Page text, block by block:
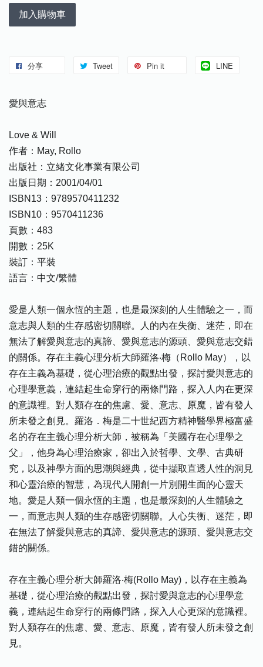
加入購物車
分享 Tweet Pin it LINE
愛與意志
Love & Will
作者：May, Rollo
出版社：立緒文化事業有限公司
出版日期：2001/04/01
ISBN13：9789570411232
ISBN10：9570411236
頁數：483
開數：25K
裝訂：平裝
語言：中文/繁體
愛是人類一個永恆的主題，也是最深刻的人生體驗之一，而
意志與人類的生存感密切關聯。人的內在失衡、迷茫，即在
無法了解愛與意志的真諦、愛與意志的源頭、愛與意志交錯
的關係。存在主義心理分析大師羅洛‧梅（Rollo May），以
存在主義為基礎，從心理治療的觀點出發，探討愛與意志的
心理學意義，連結起生命穿行的兩條門路，探入人內在更深
的意識裡。對人類存在的焦慮、愛、意志、原魔，皆有發人
所未發之創見。羅洛．梅是二十世紀西方精神醫學界極富盛
名的存在主義心理分析大師，被稱為「美國存在心理學之
父」，他身為心理治療家，卻出入於哲學、文學、古典研
究，以及神學方面的思潮與經典，從中擷取直透人性的洞見
和心靈治療的智慧，為現代人開創一片別開生面的心靈天
地。愛是人類一個永恆的主題，也是最深刻的人生體驗之
一，而意志與人類的生存感密切關聯。人心失衡、迷茫，即
在無法了解愛與意志的真諦、愛與意志的源頭、愛與意志交
錯的關係。
存在主義心理分析大師羅洛‧梅(Rollo May)，以存在主義為
基礎，從心理治療的觀點出發，探討愛與意志的心理學意
義，連結起生命穿行的兩條門路，探入人心更深的意識裡。
對人類存在的焦慮、愛、意志、原魔，皆有發人所未發之創
見。